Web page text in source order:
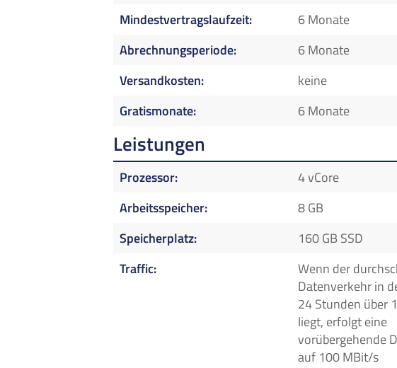
Mindestvertragslaufzeit
6 Monate
Abrechnungsperiode
6 Monate
Versandkosten
keine
Gratismonate
6 Monate
Leistungen
Prozessor
4 vCore
Arbeitsspeicher
8 GB
Speicherplatz
160 GB SSD
Traffic
Wenn der
Datenverkehr in
24 Stunden über
liegt, erfolgt eine
vorübergehende
auf 100 MBit/s